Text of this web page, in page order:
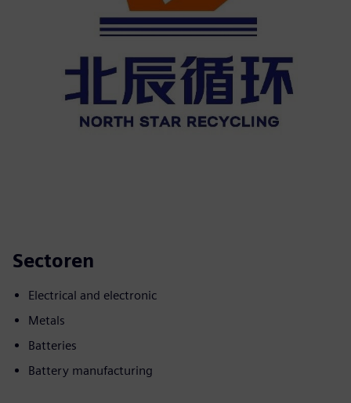
Sectoren
Electrical and electronic
Metals
Batteries
Battery manufacturing